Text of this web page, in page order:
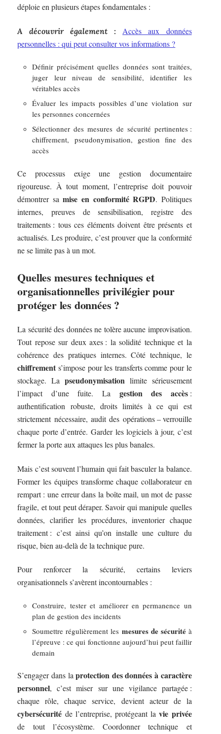
déploie en plusieurs étapes fondamentales :
A découvrir également :
Accès aux données
personnelles : qui peut consulter vos informations ?
Définir précisément quelles données sont traitées,
juger leur niveau de sensibilité, identifier les
véritables accès
Évaluer les impacts possibles d’une violation sur
les personnes concernées
Sélectionner des mesures de sécurité pertinentes :
chiffrement, pseudonymisation, gestion fine des
accès
Ce processus exige une gestion documentaire
rigoureuse. À tout moment, l’entreprise doit pouvoir
démontrer samise en conformité RGPD. Politiques
internes, preuves de sensibilisation, registre des
traitements : tous ces éléments doivent être présents et
actualisés. Les produire, c’est prouver que la conformité
ne se limite pas à un mot.
Quelles mesures techniques et
organisationnelles privilégier pour
protéger les données ?
La sécurité des données ne tolère aucune improvisation.
Tout repose sur deux axes : la solidité technique et la
cohérence des pratiques internes. Côté technique, le
chiffrement s’impose pour les transferts comme pour le
stockage. La pseudonymisation limite sérieusement
l’impact d’une fuite. La gestion des accès:
authentification robuste, droits limités à ce qui est
strictement nécessaire, audit des opérations – verrouille
chaque porte d’entrée. Garder les logiciels à jour, c’est
fermer la porte aux attaques les plus banales.
Mais c’est souvent l’humain qui fait basculer la balance.
Former les équipes transforme chaque collaborateur en
rempart : une erreur dans la boîte mail, un mot de passe
fragile, et tout peut déraper. Savoir qui manipule quelles
données, clarifier les procédures, inventorier chaque
traitement : c’est ainsi qu’on installe une culture du
risque, bien au-delà de la technique pure.
Pour renforcer la sécurité, certains leviers
organisationnels s’avèrent incontournables :
Construire, tester et améliorer en permanence un
plan de gestion des incidents
Soumettre régulièrement les mesures de sécuritéà
l’épreuve : ce qui fonctionne aujourd’hui peut faillir
demain
S’engager dans laprotection des données à caractère
personnel, c’est miser sur une vigilance partagée :
chaque rôle, chaque service, devient acteur de la
cybersécurité de l’entreprise, protégeant lavie privée
de tout l’écosystème. Coordonner technique et